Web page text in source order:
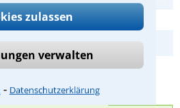
zulassen
verwalten
⁃ Datenschutzerklärung